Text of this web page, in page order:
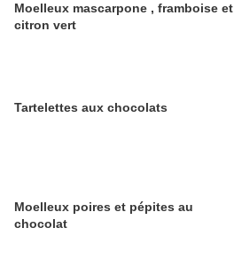
Moelleux mascarpone , framboise et
citron vert
Tartelettes aux chocolats
Moelleux poires et pépites au
chocolat